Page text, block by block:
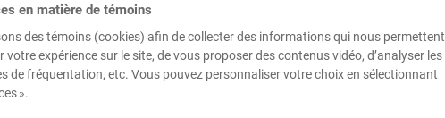
ils bien représentés par
en matière de témoins
des témoins (cookies) afin de collecter des informations qui nous permettent
votre expérience sur le site, de vous proposer des contenus vidéo, d’analyser les
de fréquentation, etc. Vous pouvez personnaliser votre choix en sélectionnant
».